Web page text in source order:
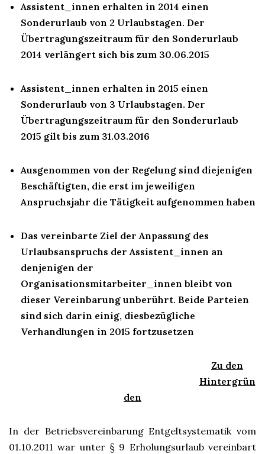
Assistent_innen erhalten in 2014 einen
Sonderurlaub von 2 Urlaubstagen. Der
Übertragungszeitraum für den Sonderurlaub
2014 verlängert sich bis zum 30.06.2015
Assistent_innen erhalten in 2015 einen
Sonderurlaub von 3 Urlaubstagen. Der
Übertragungszeitraum für den Sonderurlaub
2015 gilt bis zum 31.03.2016
Ausgenommen von der Regelung sind diejenigen
Beschäftigten, die erst im jeweiligen
Anspruchsjahr die Tätigkeit aufgenommen haben
Das vereinbarte Ziel der Anpassung des
Urlaubsanspruchs der Assistent_innen an
denjenigen der
Organisationsmitarbeiter_innen bleibt von
dieser Vereinbarung unberührt. Beide Parteien
sind sich darin einig, diesbezügliche
Verhandlungen in 2015 fortzusetzen
Zu den
Hintergrün
den
In der Betriebsvereinbarung Entgeltsystematik vom
01.10.2011 war unter § 9 Erholungsurlaub vereinbart